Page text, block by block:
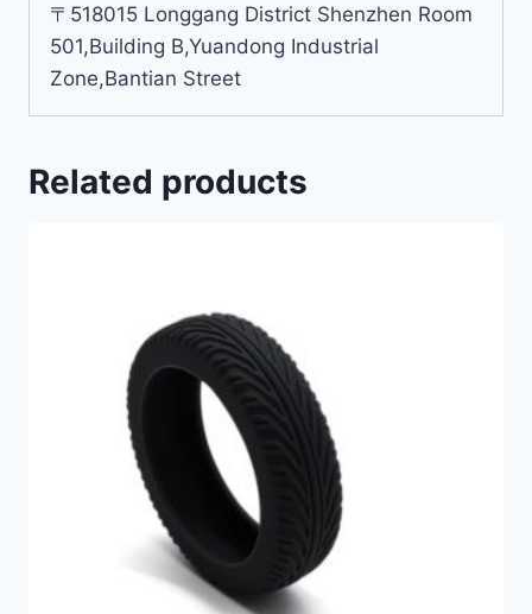
〒518015 Longgang District Shenzhen Room
501,Building B,Yuandong Industrial
Zone,Bantian Street
Related products